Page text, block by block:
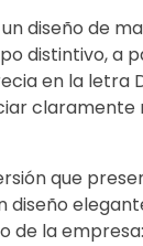
diseño de
distintivo, a
en la letra
claramente
que
diseño
de la